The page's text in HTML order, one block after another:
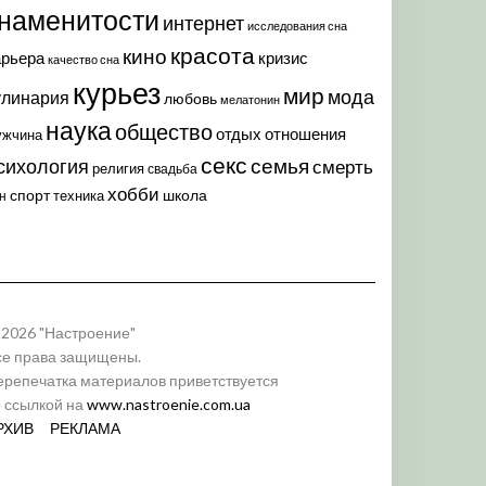
интернет исследования сна
качество сна кино красота кризис
курьез любовь мелатонин мир мода
наукаобществоотдых отношения
религия свадьба секссемья смерть
спорттехникахобби школа
"Настроение"
права защищены.
материалов приветствуется
ссылкой на www.nastroenie.com.ua
РЕКЛАМА